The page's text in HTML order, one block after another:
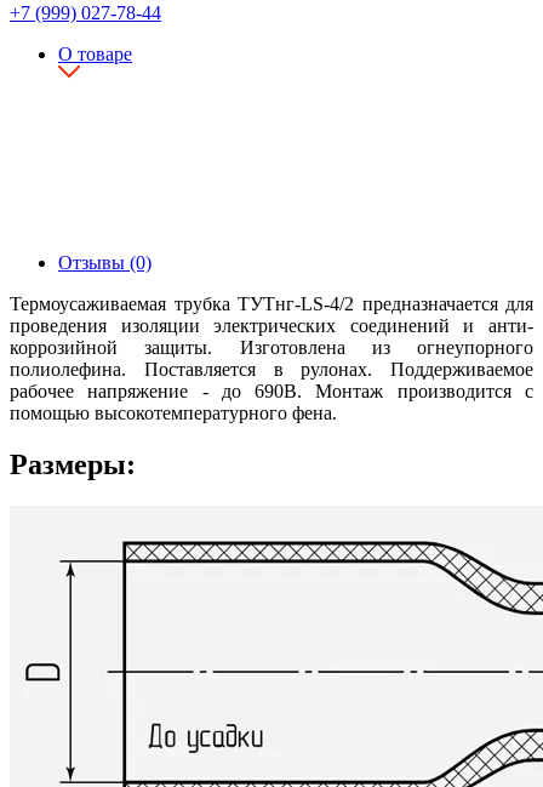
+7 (999) 027-78-44
О товаре
Отзывы (0)
Термоусаживаемая трубка ТУТнг-LS-4/2 предназначается для
проведения изоляции электрических соединений и анти-
коррозийной защиты. Изготовлена из огнеупорного
полиолефина. Поставляется в рулонах. Поддерживаемое
рабочее напряжение - до 690В. Монтаж производится с
помощью высокотемпературного фена.
Размеры: